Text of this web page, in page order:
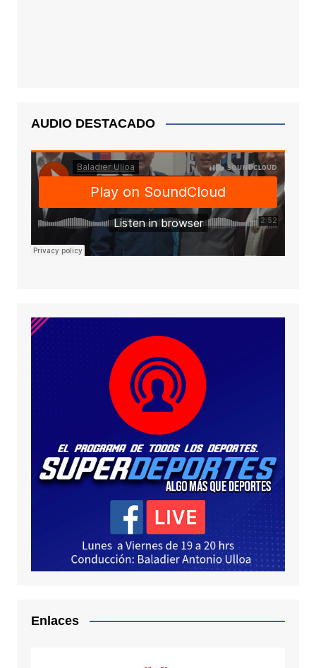
AUDIO DESTACADO
Enlaces